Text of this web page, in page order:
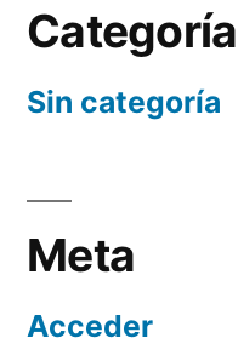
Sin categoría
Meta
Acceder